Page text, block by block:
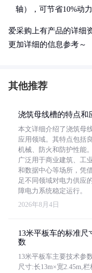
轴），可节省10%动力
爱采购上有产品的详细
更加详细的信息参考～
其他推荐
浇筑母线槽的特点和
本文详细介绍了浇筑母
应用领域。其特点包括
机械、防火和防护性能
广泛用于商业建筑、工
和数据中心等场所，凭
足不同领域对电力供应
障电力系统稳定运行。
2026年8月4日
13米平板车的标准尺
数
13米平板车主要技术参
尺寸:长13m×宽2.45m,栏